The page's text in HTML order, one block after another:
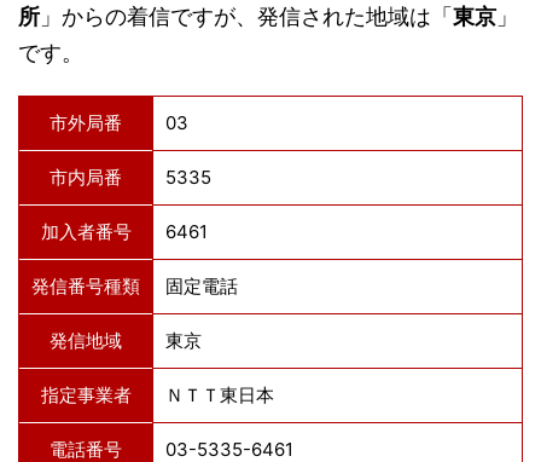
所 」からの着信ですが、発信された地域は「 東京 」
です。
市外局番 03
市内局番 5335
加入者番号 6461
発信番号種類 固定電話
発信地域 東京
指定事業者 ＮＴＴ東日本
電話番号 03-5335-6461